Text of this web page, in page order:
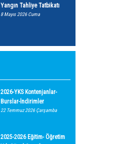
Yangın Tahliye Tatbikatı
8 Mayıs 2026 Cuma
2026-YKS Kontenjanlar-
Burslar-İndirimler
22 Temmuz 2026 Çarşamba
2025-2026 Eğitim- Öğretim